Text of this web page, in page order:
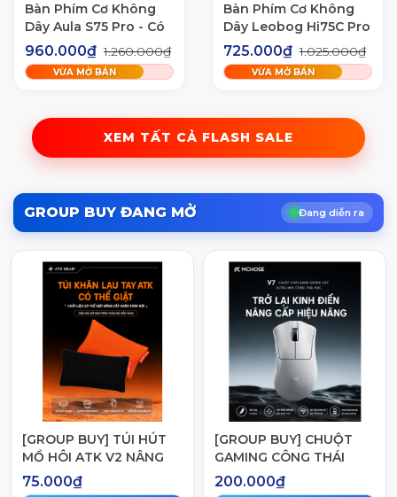
Bàn Phím Cơ Không
Dây Aula S75 Pro - Có
Màn Led Tùy Chỉnh -
Led RGB Xuôi - 3 Mode
Kết Nối Tiện Lợi
960.000₫1.260.000₫
VỪA MỞ BÁN
Bàn Phím Cơ Không
Dây Leobog Hi75C Pro
Nhôm CNC 3 Mode
Led RGB Mạch Xuôi
Âm HIFI
725.000₫1.025.000₫
VỪA MỞ BÁN
XEM TẤT CẢ FLASH SALE
GROUP BUY ĐANG MỞ Đang diễn ra
[GROUP BUY] TÚI HÚT
MỒ HÔI ATK V2 NÂNG
CẤP ĐÁNG GIÁ
75.000₫
[GROUP BUY] CHUỘT
GAMING CÔNG THÁI
HỌC MCHOSE V7
200.000₫